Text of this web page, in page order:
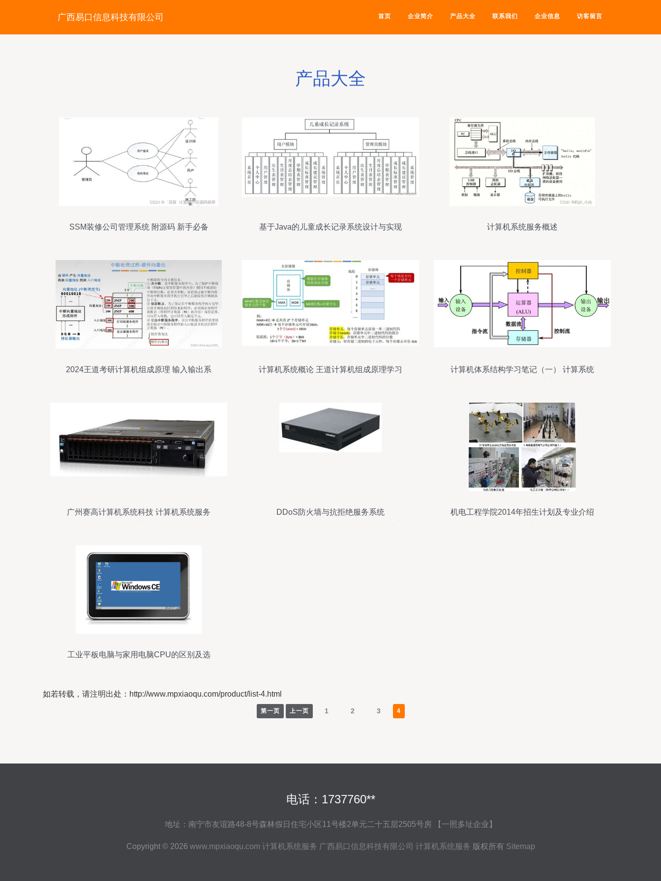
广西易口信息科技有限公司 首页 企业简介 产品大全 联系我们 企业信息 访客留言
产品大全
SSM装修公司管理系统 附源码 新手必备 基于Java的儿童成长记录系统设计与实现 计算机系统服务概述
2024王道考研计算机组成原理 输入输出系
计算机系统概论 王道计算机组成原理学习
计算机体系结构学习笔记（一） 计算系统
广州赛高计算机系统科技 计算机系统服务
DDoS防火墙与抗拒绝服务系统
机电工程学院2014年招生计划及专业介绍
工业平板电脑与家用电脑CPU的区别及选
如若转载，请注明出处：http://www.mpxiaoqu.com/product/list-4.html
第一页 上一页 1 2 3 4
电话：1737760**
地址：南宁市友谊路48-8号森林假日住宅小区11号楼2单元二十五层2505号房 【一照多址企业】
Copyright © 2026 www.mpxiaoqu.com 计算机系统服务 广西易口信息科技有限公司 计算机系统服务 版权所有 Sitemap